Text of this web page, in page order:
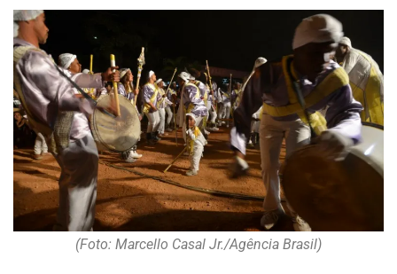
(Foto: Marcello Casal Jr./Agência Brasil)